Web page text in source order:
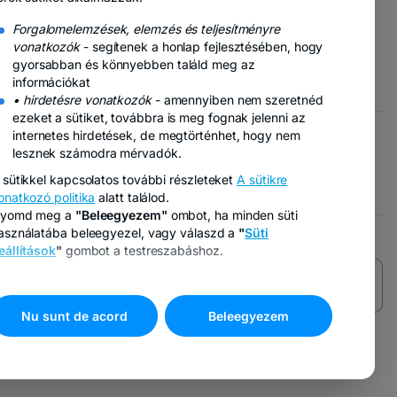
jogok gyakorlása- új lapon nyílik meg
Marketing opciók
-
új
Forgalomelemzések, elemzés és teljesítményre
vonatkozók- segítenek a honlap fejlesztésében, hogy
gyorsabban és könnyebben találd meg az
információkat
• hirdetésre vonatkozók - amennyiben nem szeretnéd
ezeket a sütiket, továbbra is meg fognak jelenni az
internetes hirdetések, de megtörténhet, hogy nem
lesznek számodra mérvadók.
sütikkel kapcsolatos további részleteketA sütikre
politika alatt találod.
meg a "Beleegyezem" ombot, ha minden süti
beleegyezel, vagy válaszd a "Süti
" gombot a testreszabáshoz.
Nu sunt de acord Beleegyezem